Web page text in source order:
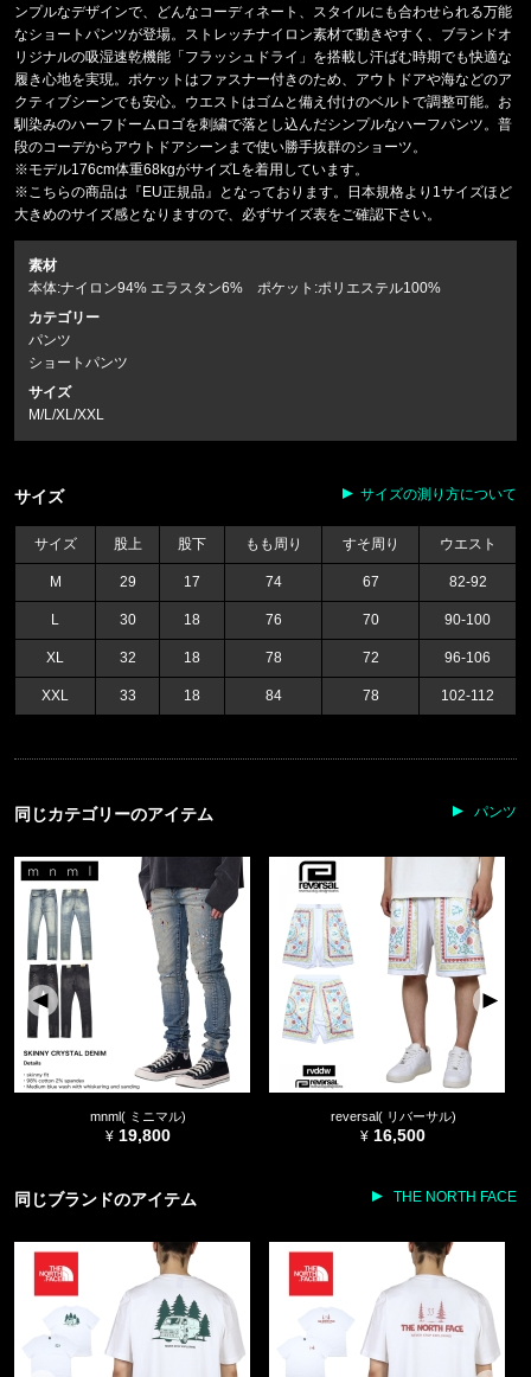
ンプルなデザインで、どんなコーディネート、スタイルにも合わせられる万能
なショートパンツが登場。ストレッチナイロン素材で動きやすく、ブランドオ
リジナルの吸湿速乾機能「フラッシュドライ」を搭載し汗ばむ時期でも快適な
履き心地を実現。ポケットはファスナー付きのため、アウトドアや海などのア
クティブシーンでも安心。ウエストはゴムと備え付けのベルトで調整可能。お
馴染みのハーフドームロゴを刺繍で落とし込んだシンプルなハーフパンツ。普
段のコーデからアウトドアシーンまで使い勝手抜群のショーツ。
※モデル176cm体重68kgがサイズLを着用しています。
※こちらの商品は『EU正規品』となっております。日本規格より1サイズほど
大きめのサイズ感となりますので、必ずサイズ表をご確認下さい。
素材
本体:ナイロン94% エラスタン6% ポケット:ポリエステル100%
カテゴリー
パンツ
ショートパンツ
サイズ
M/L/XL/XXL
サイズ サイズの測り方について
サイズ 股上 股下 もも周り すそ周り ウエスト
M 29 17 74 67 82-92
L 30 18 76 70 90-100
XL 32 18 78 72 96-106
XXL 33 18 84 78 102-112
同じカテゴリーのアイテム パンツ
mnml( ミニマル)
19,800
reversal( リバーサル)
16,500
同じブランドのアイテム THE NORTH FACE